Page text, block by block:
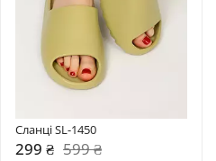
Сланці SL-1450
299 ₴ 599 ₴